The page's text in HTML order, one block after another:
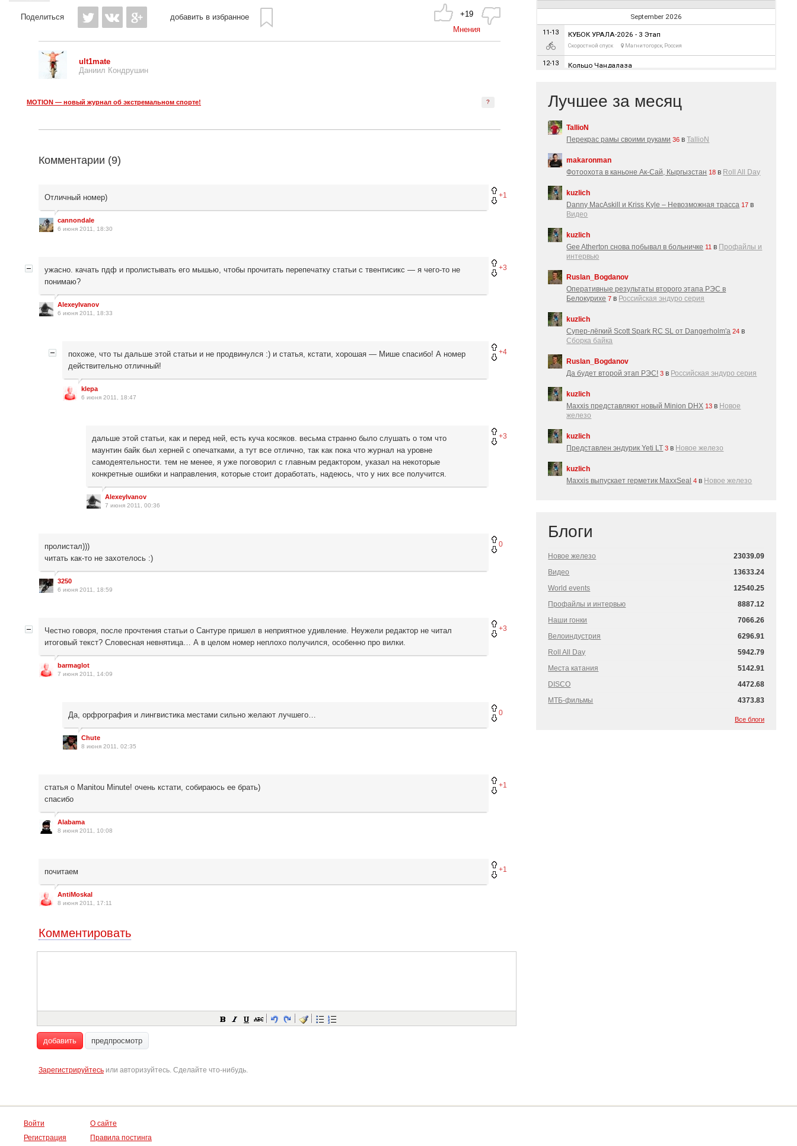
Поделиться добавить в избранное
+19
Мнения
ult1mate
Даниил Кондрушин
?
MOTION — новый журнал об экстремальном спорте!
Комментарии (9)
+1
Отличный номер)
cannondale
6 июня 2011, 18:30
+3
ужасно. качать пдф и пролистывать его мышью, чтобы прочитать перепечатку статьи с твентисикс — я чего-то не
понимаю?
AlexeyIvanov
6 июня 2011, 18:33
+4
похоже, что ты дальше этой статьи и не продвинулся :) и статья, кстати, хорошая — Мише спасибо! А номер
действительно отличный!
klepa
6 июня 2011, 18:47
+3
дальше этой статьи, как и перед ней, есть куча косяков. весьма странно было слушать о том что
маунтин байк был херней с опечатками, а тут все отлично, так как пока что журнал на уровне
самодеятельности. тем не менее, я уже поговорил с главным редактором, указал на некоторые
конкретные ошибки и направления, которые стоит доработать, надеюсь, что у них все получится.
AlexeyIvanov
7 июня 2011, 00:36
0
пролистал)))
читать как-то не захотелось :)
3250
6 июня 2011, 18:59
+3
Честно говоря, после прочтения статьи о Сантуре пришел в неприятное удивление. Неужели редактор не читал
итоговый текст? Словесная невнятица… А в целом номер неплохо получился, особенно про вилки.
barmaglot
7 июня 2011, 14:09
0
Да, орфрография и лингвистика местами сильно желают лучшего…
Chute
8 июня 2011, 02:35
+1
статья о Manitou Minute! очень кстати, собираюсь ее брать)
спасибо
Alabama
8 июня 2011, 10:08
+1
почитаем
AntiMoskal
8 июня 2011, 17:11
Комментировать
добавить предпросмотр
Зарегистрируйтесь или авторизуйтесь. Сделайте что-нибудь.
Лучшее за месяц
TallioN
Перекрас рамы своими руками 36 вTallioN
makaronman
Фотоохота в каньоне Ак-Cай, Кыргызстан 18 в Roll All Day
kuzlich
Danny MacAskill и Kriss Kyle – Невозможная трасса 17 в
Видео
kuzlich
Gee Atherton снова побывал в больничке 11 в Профайлы и
интервью
Ruslan_Bogdanov
Оперативные результаты второго этапа РЭС в
Белокурихе 7 в Российская эндуро серия
kuzlich
Супер-лёгкий Scott Spark RC SL от Dangerholm'a 24 в
Сборка байка
Ruslan_Bogdanov
Да будет второй этап РЭС! 3 в Российская эндуро серия
kuzlich
Maxxis представляют новый Minion DHX 13 в Новое
железо
kuzlich
Представлен эндурик Yeti LT 3 в Новое железо
kuzlich
Maxxis выпускает герметик MaxxSeal 4 в Новое железо
Блоги
Новое железо
23039.09
Видео
13633.24
World events
12540.25
Профайлы и интервью
8887.12
Наши гонки
7066.26
Велоиндустрия
6296.91
Roll All Day
5942.79
Места катания
5142.91
DISCO
4472.68
МТБ-фильмы
4373.83
Все блоги
Войти
Регистрация
О сайте
Правила постинга